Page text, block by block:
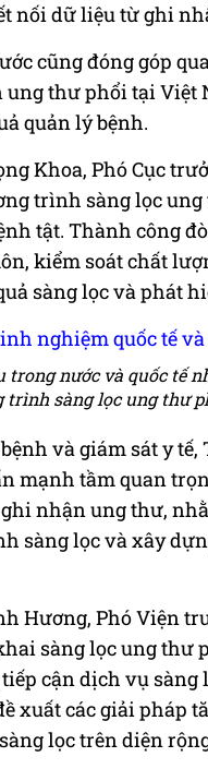
nối dữ liệu từ ghi
cũng đóng góp
thư phổi tại Việt
quản lý bệnh.
Khoa, Phó Cục
trình sàng lọc
tật. Thành công
kiểm soát chất
sàng lọc và phát
trong nước và quốc tế
sàng lọc ung thư
và giám sát y tế,
mạnh tầm quan
nhận ung thư,
sàng lọc và xây
Hương, Phó Viện
sàng lọc ung thư
cận dịch vụ
xuất các giải pháp
lọc trên diện